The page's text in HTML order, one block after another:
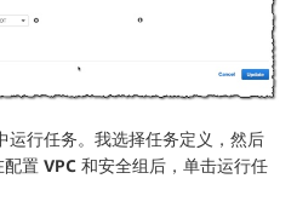
运行任务。我选择任务定义，然后
配置 VPC 和安全组 后，单击运行任